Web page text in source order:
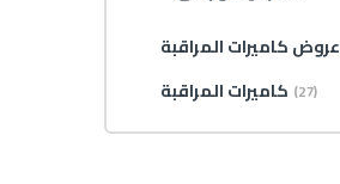
عروض كاميرات المراقبة
كاميرات المراقبة (27)